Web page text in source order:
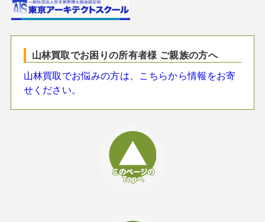
山林買取でお困りの所有者様 ご親族の方へ
山林買取でお悩みの方は、こちらから情報をお寄
せください。